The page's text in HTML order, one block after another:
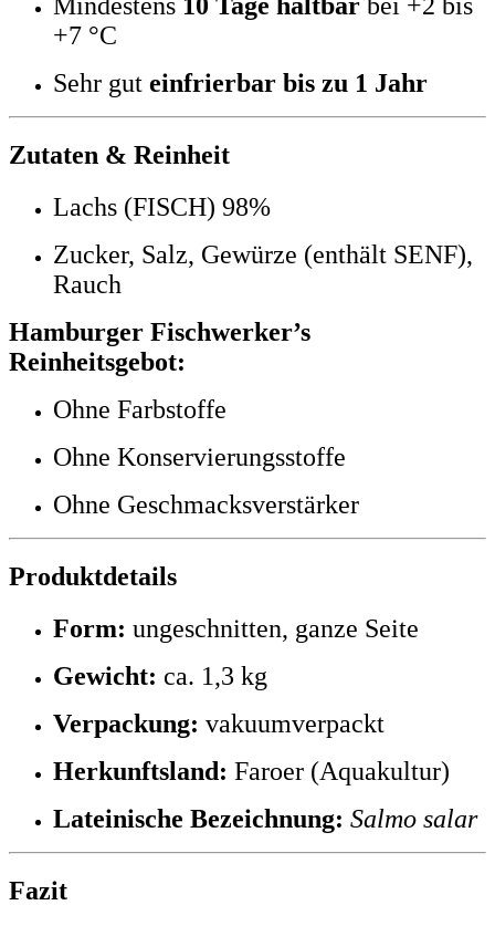
Mindestens 10 Tage haltbar bei +2 bis
+7 °C
Sehr gut einfrierbar bis zu 1 Jahr
Zutaten & Reinheit
Lachs (FISCH) 98%
Zucker, Salz, Gewürze (enthält SENF),
Rauch
Hamburger Fischwerker’s
Reinheitsgebot:
Ohne Farbstoffe
Ohne Konservierungsstoffe
Ohne Geschmacksverstärker
Produktdetails
Form: ungeschnitten, ganze Seite
Gewicht: ca. 1,3 kg
Verpackung: vakuumverpackt
Herkunftsland: Faroer (Aquakultur)
Lateinische Bezeichnung: Salmo salar
Fazit